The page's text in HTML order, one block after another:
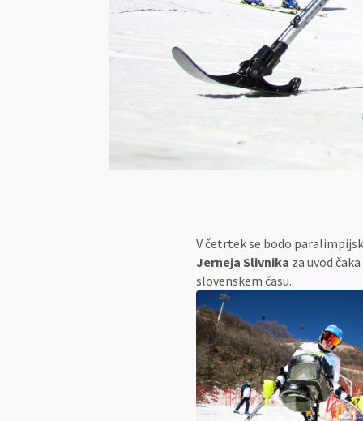
V četrtek se bodo
Jerneja Slivnika za uvod
slovenskem času.